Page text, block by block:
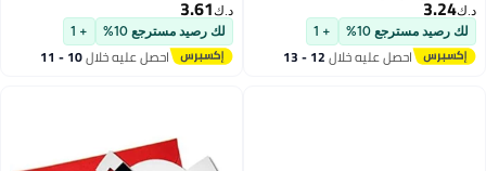
د.ك‏3.24
لك رصيد مسترجع 10% + 1
احصل عليه خلال 12 - 13
د.ك‏3.61
لك رصيد مسترجع 10% + 1
احصل عليه خلال 10 - 11